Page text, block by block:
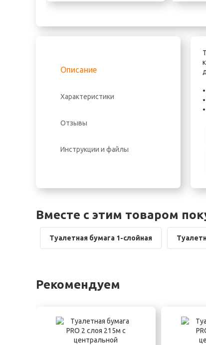
Описание
Характеристики
Отзывы
Инструкции и файлы
Вместе с этим товаром
Туалетная бумага 1-слойная
Рекомендуем